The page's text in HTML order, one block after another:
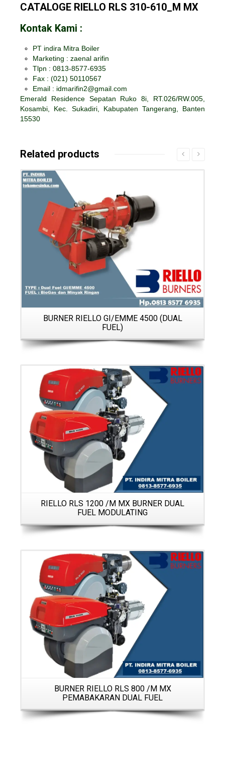
CATALOGE RIELLO RLS 310-610_M MX
Kontak Kami :
PT indira Mitra Boiler
Marketing : zaenal arifin
Tlpn : 0813-8577-6935
Fax : (021) 50110567
Email : idmarifin2@gmail.com
Emerald Residence Sepatan Ruko 8i, RT.026/RW.005,
Kosambi, Kec. Sukadiri, Kabupaten Tangerang, Banten
15530
Related products
BURNER RIELLO GI/EMME 4500 (DUAL
FUEL)
Details
RIELLO RLS 1200 /M MX BURNER DUAL
FUEL MODULATING
Details
BURNER RIELLO RLS 800 /M MX
PEMABAKARAN DUAL FUEL